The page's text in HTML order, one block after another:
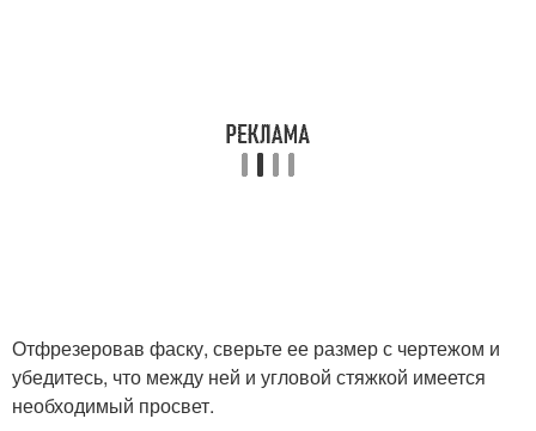
Отфрезеровав фаску, сверьте ее размер с чертежом и
убедитесь, что между ней и угловой стяжкой имеется
необходимый просвет.